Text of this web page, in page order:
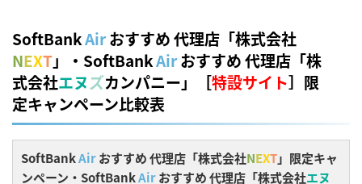
SoftBankAirおすすめ 代理店「株式会社
NEXT」・SoftBankAirおすすめ 代理店「株
式会社エヌズカンパニー」［特設サイト］限
定キャンペーン比較表
SoftBankAirおすすめ 代理店「株式会社NEXT」限定キャ
ンペーン・SoftBankAirおすすめ 代理店「株式会社エヌ